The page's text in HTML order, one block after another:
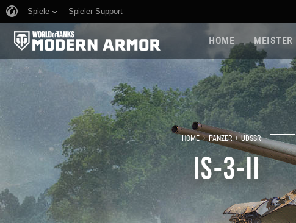
Spiele Spieler Support
HOME MEISTER
HOME › PANZER › UDSSR
IS-3-II